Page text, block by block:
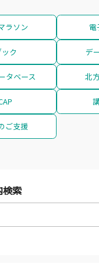
ラソン 電
ク デ
タベース 北
ご支援
検索